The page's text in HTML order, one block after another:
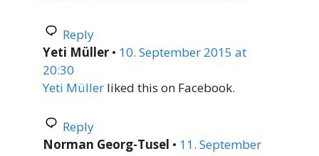
Reply
Yeti Müller • 10. September 2015 at
20:30
Yeti Müller liked this on Facebook.
Reply
Norman Georg-Tusel • 11. September